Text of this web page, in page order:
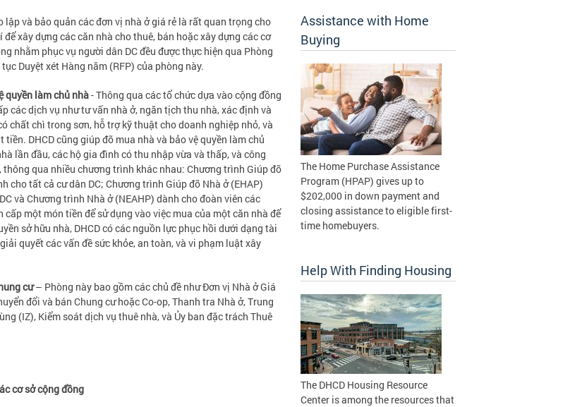
lập và bảo quản các đơn vị nhà ở giá rẻ là rất quan trọng cho
để xây dựng các căn nhà cho thuê, bán hoặc xây dựng các cơ
nhằm phục vụ người dân DC đều được thực hiện qua Phòng
Duyệt xét Hàng năm (RFP) của phòng này.
quyền làm chủ nhà- Thông qua các tổ chức dựa vào cộng đồng
các dịch vụ như tư vấn nhà ở, ngăn tịch thu nhà, xác định và
chất chì trong sơn, hỗ trợ kỹ thuật cho doanh nghiệp nhỏ, và
tiền. DHCD cũng giúp đỡ mua nhà và bảo vệ quyền làm chủ
lần đầu, các hộ gia đình có thu nhập vừa và thấp, và công
thông qua nhiều chương trình khác nhau: Chương trình Giúp đỡ
cho tất cả cư dân DC; Chương trình Giúp đỡ Nhà ở (EHAP)
và Chương trình Nhà ở (NEAHP) dành cho đoàn viên các
cấp một món tiền để sử dụng vào việc mua của một căn nhà để
sở hữu nhà, DHCD có các nguồn lực phục hồi dưới dạng tài
quyết các vấn đề sức khỏe, an toàn, và vi phạm luật xây
cư– Phòng này bao gồm các chủ đề như Đơn vị Nhà ở Giá
đổi và bán Chung cư hoặc Co-op, Thanh tra Nhà ở, Trung
(IZ), Kiểm soát dịch vụ thuê nhà, và Ủy ban đặc trách Thuê
cơ sở cộng đồng
Assistance with Home
Buying
The Home Purchase Assistance
Program (HPAP) gives up to
$202,000 in down payment and
closing assistance to eligible first-
time homebuyers.
Help With Finding Housing
The DHCD Housing Resource
Center is among the resources that